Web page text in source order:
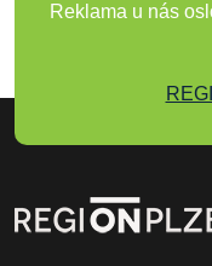
Reklama u nás